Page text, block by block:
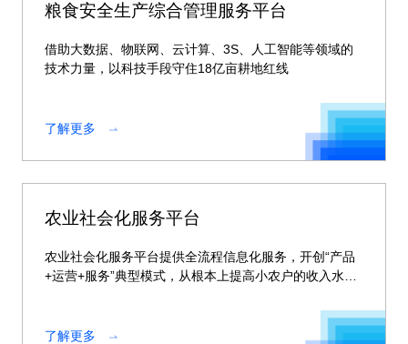
粮食安全生产综合管理服务平台
借助大数据、物联网、云计算、3S、人工智能等领域的
技术力量，以科技手段守住18亿亩耕地红线
了解更多
农业社会化服务平台
农业社会化服务平台提供全流程信息化服务，开创“产品
+运营+服务”典型模式，从根本上提高小农户的收入水
了解更多